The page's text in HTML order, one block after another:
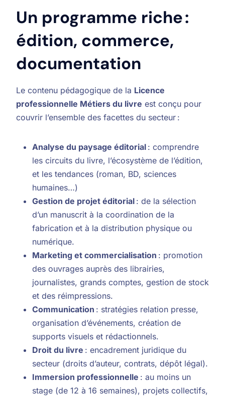
Un programme riche :
édition, commerce,
documentation
Le contenu pédagogique de la Licence
professionnelle Métiers du livre est conçu pour
couvrir l’ensemble des facettes du secteur :
Analyse du paysage éditorial : comprendre
les circuits du livre, l’écosystème de l’édition,
et les tendances (roman, BD, sciences
humaines…)
Gestion de projet éditorial : de la sélection
d’un manuscrit à la coordination de la
fabrication et à la distribution physique ou
numérique.
Marketing et commercialisation : promotion
des ouvrages auprès des librairies,
journalistes, grands comptes, gestion de stock
et des réimpressions.
Communication : stratégies relation presse,
organisation d’événements, création de
supports visuels et rédactionnels.
Droit du livre : encadrement juridique du
secteur (droits d’auteur, contrats, dépôt légal).
Immersion professionnelle : au moins un
stage (de 12 à 16 semaines), projets collectifs,